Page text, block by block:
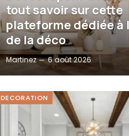
tout savoir sur cette
plateforme dédiée à
de la déco
Martinez 6 août 2026
DECORATION